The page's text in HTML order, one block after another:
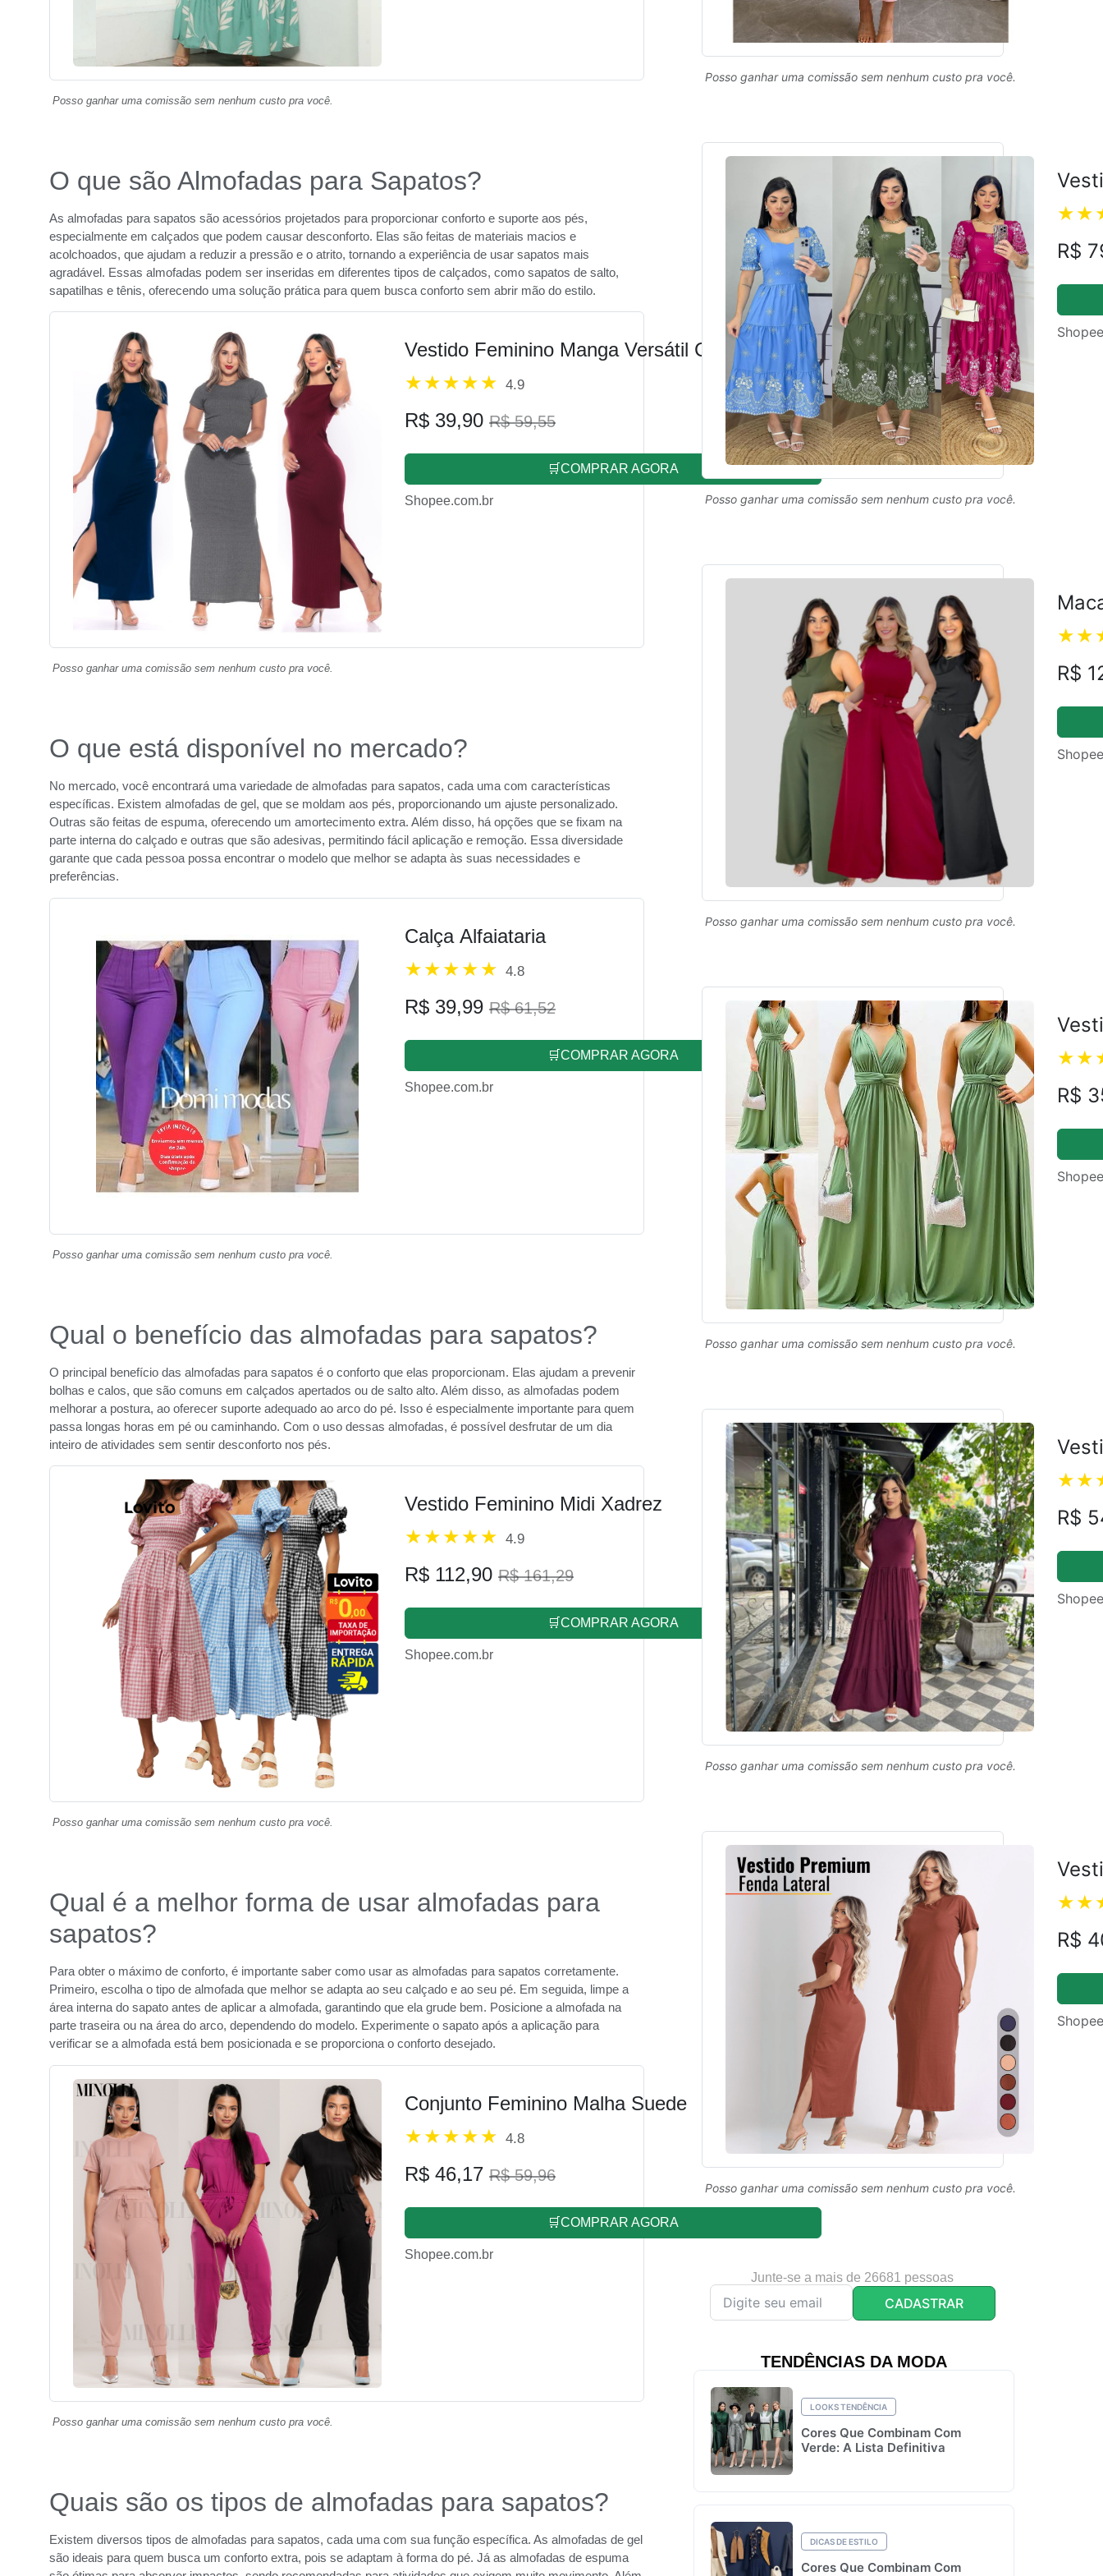
Posso ganhar uma comissão sem nenhum custo pra você.
O que são Almofadas para Sapatos?
As almofadas para sapatos são acessórios projetados para proporcionar conforto e suporte aos pés,
especialmente em calçados que podem causar desconforto. Elas são feitas de materiais macios e
acolchoados, que ajudam a reduzir a pressão e o atrito, tornando a experiência de usar sapatos mais
agradável. Essas almofadas podem ser inseridas em diferentes tipos de calçados, como sapatos de salto,
sapatilhas e tênis, oferecendo uma solução prática para quem busca conforto sem abrir mão do estilo.
Vestido Feminino Manga Versátil Casual
4.9
R$ 39,90 R$ 59,55
🛒COMPRAR AGORA
Shopee.com.br
Posso ganhar uma comissão sem nenhum custo pra você.
O que está disponível no mercado?
No mercado, você encontrará uma variedade de almofadas para sapatos, cada uma com características
específicas. Existem almofadas de gel, que se moldam aos pés, proporcionando um ajuste personalizado.
Outras são feitas de espuma, oferecendo um amortecimento extra. Além disso, há opções que se fixam na
parte interna do calçado e outras que são adesivas, permitindo fácil aplicação e remoção. Essa diversidade
garante que cada pessoa possa encontrar o modelo que melhor se adapta às suas necessidades e
preferências.
Calça Alfaiataria
4.8
R$ 39,99 R$ 61,52
🛒COMPRAR AGORA
Shopee.com.br
Posso ganhar uma comissão sem nenhum custo pra você.
Qual o benefício das almofadas para sapatos?
O principal benefício das almofadas para sapatos é o conforto que elas proporcionam. Elas ajudam a prevenir
bolhas e calos, que são comuns em calçados apertados ou de salto alto. Além disso, as almofadas podem
melhorar a postura, ao oferecer suporte adequado ao arco do pé. Isso é especialmente importante para quem
passa longas horas em pé ou caminhando. Com o uso dessas almofadas, é possível desfrutar de um dia
inteiro de atividades sem sentir desconforto nos pés.
Vestido Feminino Midi Xadrez
4.9
R$ 112,90 R$ 161,29
🛒COMPRAR AGORA
Shopee.com.br
Posso ganhar uma comissão sem nenhum custo pra você.
Qual é a melhor forma de usar almofadas para
sapatos?
Para obter o máximo de conforto, é importante saber como usar as almofadas para sapatos corretamente.
Primeiro, escolha o tipo de almofada que melhor se adapta ao seu calçado e ao seu pé. Em seguida, limpe a
área interna do sapato antes de aplicar a almofada, garantindo que ela grude bem. Posicione a almofada na
parte traseira ou na área do arco, dependendo do modelo. Experimente o sapato após a aplicação para
verificar se a almofada está bem posicionada e se proporciona o conforto desejado.
Conjunto Feminino Malha Suede
4.8
R$ 46,17 R$ 59,96
🛒COMPRAR AGORA
Shopee.com.br
Posso ganhar uma comissão sem nenhum custo pra você.
Quais são os tipos de almofadas para sapatos?
Existem diversos tipos de almofadas para sapatos, cada uma com sua função específica. As almofadas de gel
são ideais para quem busca um conforto extra, pois se adaptam à forma do pé. Já as almofadas de espuma
Posso ganhar uma comissão sem nenhum custo pra você.
R$
Posso ganhar uma comissão sem nenhum custo pra você.
R$
Posso ganhar uma comissão sem nenhum custo pra você.
R$
Posso ganhar uma comissão sem nenhum custo pra você.
R$
Posso ganhar uma comissão sem nenhum custo pra você.
R$
Posso ganhar uma comissão sem nenhum custo pra você.
Junte-se a mais de 26681 pessoas
CADASTRAR
TENDÊNCIAS DA MODA
LOOKS TENDÊNCIA
Cores Que Combinam Com
Verde: A Lista Definitiva
DICAS DE ESTILO
Cores Que Combinam Com